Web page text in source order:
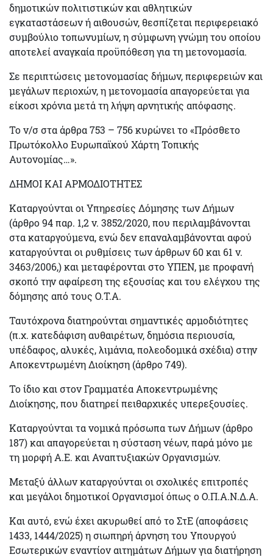
δημοτικών πολιτιστικών και αθλητικών
εγκαταστάσεων ή αιθουσών, θεσπίζεταιπεριφερειακό
συμβούλιο τοπωνυμίων,η σύμφωνη γνώμη του οποίου
αποτελεί αναγκαία προϋπόθεση για τη μετονομασία.
Σε περιπτώσεις μετονομασίας δήμων, περιφερειών και
μεγάλων περιοχών, η μετονομασία απαγορεύεται για
είκοσι χρόνια μετά τη λήψη αρνητικής απόφασης.
Το ν/σ στα άρθρα 753 – 756 κυρώνει το «Πρόσθετο
Πρωτόκολλο Ευρωπαϊκού Χάρτη Τοπικής
Αυτονομίας…».
ΔΗΜΟΙ ΚΑΙ ΑΡΜΟΔΙΟΤΗΤΕΣ
Καταργούνται οιΥπηρεσίες Δόμησης των Δήμων
(άρθρο 94 παρ. 1,2 ν. 3852/2020, που περιλαμβάνονται
στα καταργούμενα, ενώ δεν επαναλαμβάνονται αφού
καταργούνται οι ρυθμίσεις των άρθρων 60 και 61 ν.
3463/2006,) και μεταφέρονται στο ΥΠΕΝ, με προφανή
σκοπό την αφαίρεση της εξουσίας και του ελέγχου της
δόμησης από τους Ο.Τ.Α.
Ταυτόχρονα διατηρούνταισημαντικές αρμοδιότητες
(π.χ. κατεδάφιση αυθαιρέτων, δημόσια περιουσία,
υπέδαφος, αλυκές, λιμάνια, πολεοδομικά σχέδια) στην
Αποκεντρωμένη Διοίκηση (άρθρο 749).
Το ίδιο και στονΓραμματέα Αποκεντρωμένης
Διοίκησης, που διατηρείπειθαρχικές υπερεξουσίες.
Καταργούνται τα νομικά πρόσωπατων Δήμων (άρθρο
187) και απαγορεύεται η σύσταση νέων, παρά μόνο με
τη μορφή Α.Ε. και Αναπτυξιακών Οργανισμών.
Μεταξύ άλλων καταργούνται οισχολικές επιτροπές
και μεγάλοι δημοτικοί Οργανισμοί όπως ο Ο.Π.Α.Ν.Δ.Α.
Και αυτό, ενώ έχει ακυρωθεί από το ΣτΕ (αποφάσεις
1433, 1444/2025) η σιωπηρή άρνηση του Υπουργού
Εσωτερικών εναντίον αιτημάτων Δήμων για διατήρηση